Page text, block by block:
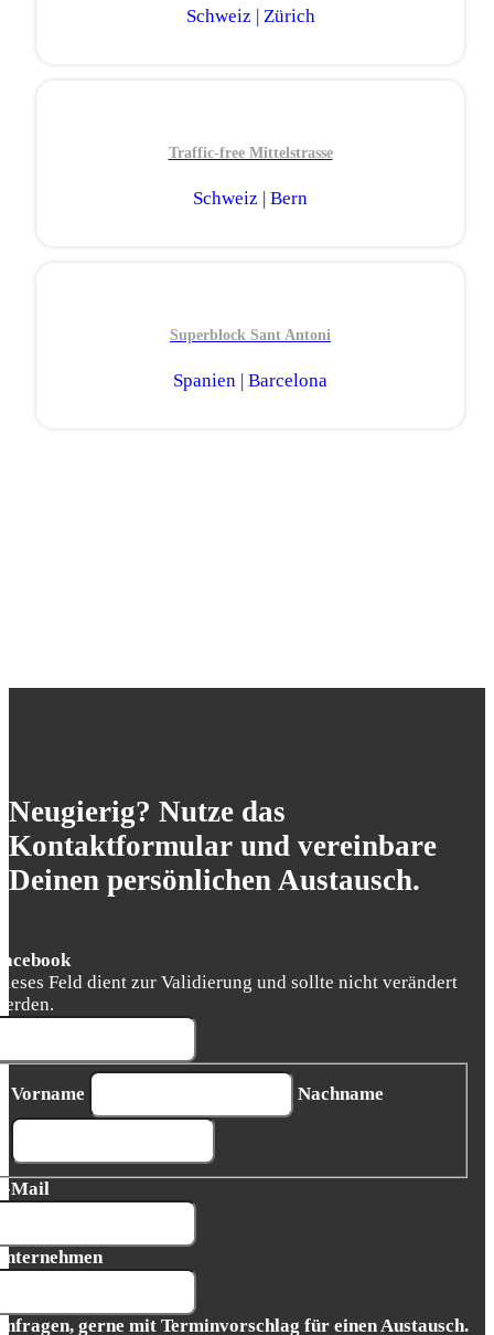
Schweiz | Zürich
Traffic-free Mittelstrasse
Schweiz | Bern
Superblock Sant Antoni
Spanien | Barcelona
Neugierig? Nutze das
Kontaktformular und vereinbare
Deinen persönlichen Austausch.
Feld dient zur Validierung und sollte nicht verändert
Vorname Nachname
Mail
gerne mit Terminvorschlag für einen Austausch.